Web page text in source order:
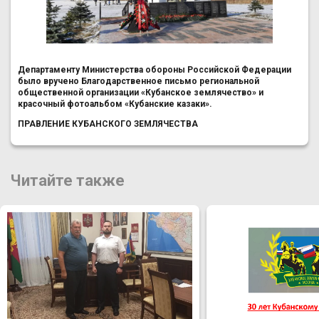
Департаменту Министерства обороны Российской Федерации
было вручено Благодарственное письмо региональной
общественной организации «Кубанское землячество» и
красочный фотоальбом «Кубанские казаки».
ПРАВЛЕНИЕ КУБАНСКОГО ЗЕМЛЯЧЕСТВА
Читайте также